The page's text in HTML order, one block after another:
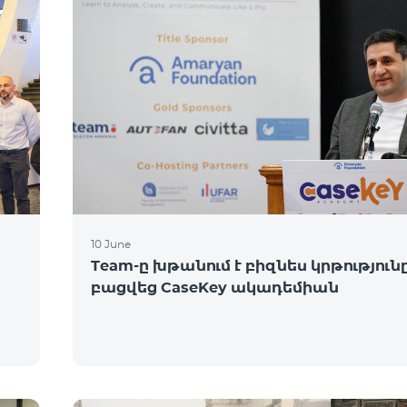
10 June
Team-ը խթանում է բիզնես
բացվեց CaseKey ակադեմիան